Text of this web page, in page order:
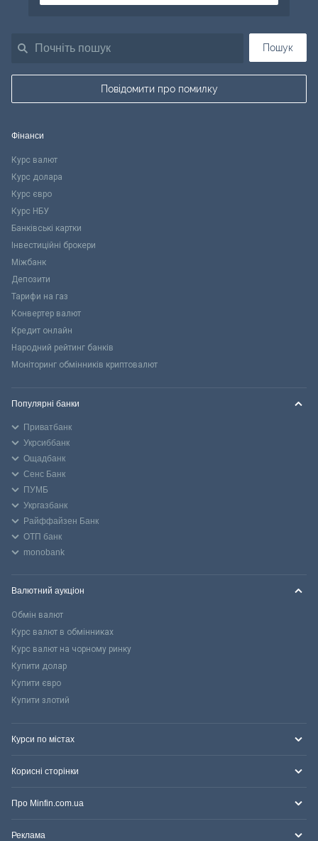
Пошук
Повідомити про помилку
Фінанси
Курс валют
Курс долара
Курс євро
Курс НБУ
Банківські картки
Інвестиційні брокери
Міжбанк
Депозити
Тарифи на газ
Конвертер валют
Кредит онлайн
Народний рейтинг банків
Моніторинг обмінників криптовалют
Популярні банки
Приватбанк
Укрсиббанк
Ощадбанк
Сенс Банк
ПУМБ
Укргазбанк
Райффайзен Банк
ОТП банк
monobank
Валютний аукціон
Обмін валют
Курс валют в обмінниках
Курс валют на чорному ринку
Купити долар
Купити євро
Купити злотий
Курси по містах
Корисні сторінки
Про Minfin.com.ua
Реклама